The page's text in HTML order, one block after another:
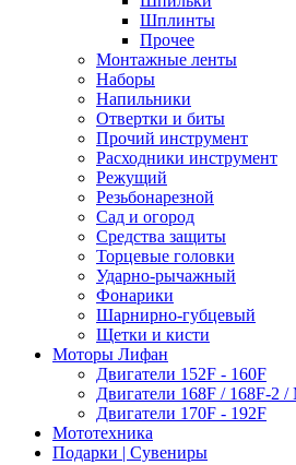
Шплинты
Прочее
Монтажные ленты
Наборы
Напильники
Отвертки и биты
Прочий инструмент
Расходники инструмент
Режущий
Резьбонарезной
Сад и огород
Средства защиты
Торцевые головки
Ударно-рычажный
Фонарики
Шарнирно-губцевый
Щетки и кисти
Моторы Лифан
Двигатели 152F - 160F
Двигатели 168F / 168F-2
Двигатели 170F - 192F
Мототехника
Подарки | Сувениры